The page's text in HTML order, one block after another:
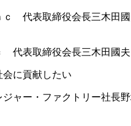
代表取締役会長三木田國夫
に貢献したい